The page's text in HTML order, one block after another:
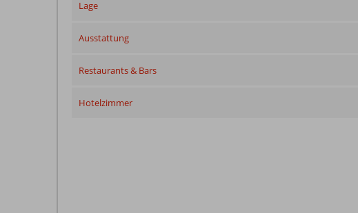
Lage
Ausstattung
Restaurants & Bars
Hotelzimmer